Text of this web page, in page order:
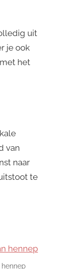
uit
je ook
het
van
naar
te